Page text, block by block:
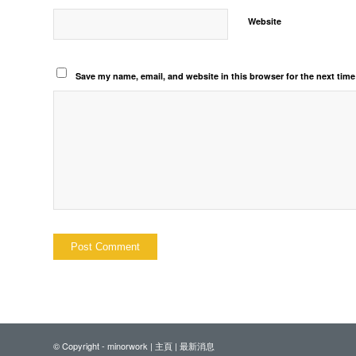
Website
Save my name, email, and website in this browser for the next
© Copyright - minorwork | 主頁 | 最新消息